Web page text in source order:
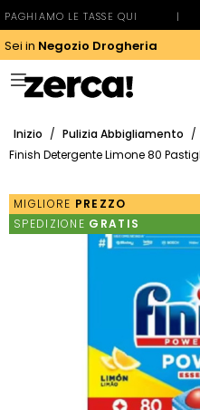
PAGHIAMO LE TASSE QUI |
Sei in Negozio Drogheria
Inizio / Pulizia Abbigliamento /
Finish Detergente Limone 80
MIGLIORE PREZZO
SPEDIZIONE GRATIS